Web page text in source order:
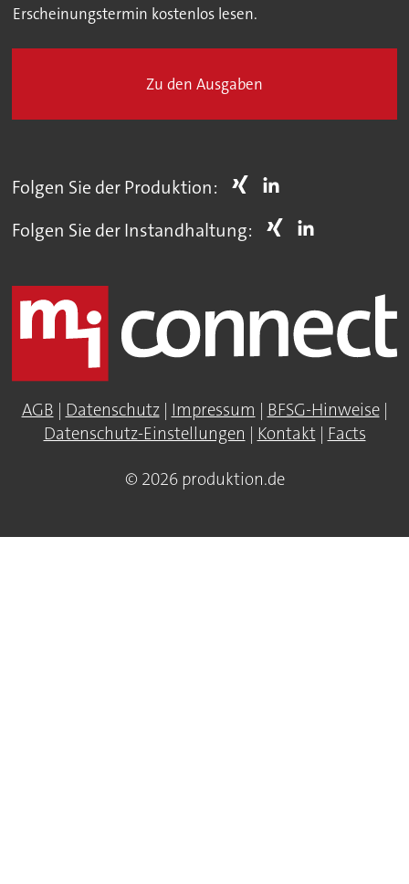
Erscheinungstermin kostenlos lesen.
Zu den Ausgaben
Folgen Sie der Produktion:
Folgen Sie der Instandhaltung:
AGB | Datenschutz| Impressum | BFSG-Hinweise|
Datenschutz-Einstellungen | Kontakt| Facts
© 2026 produktion.de